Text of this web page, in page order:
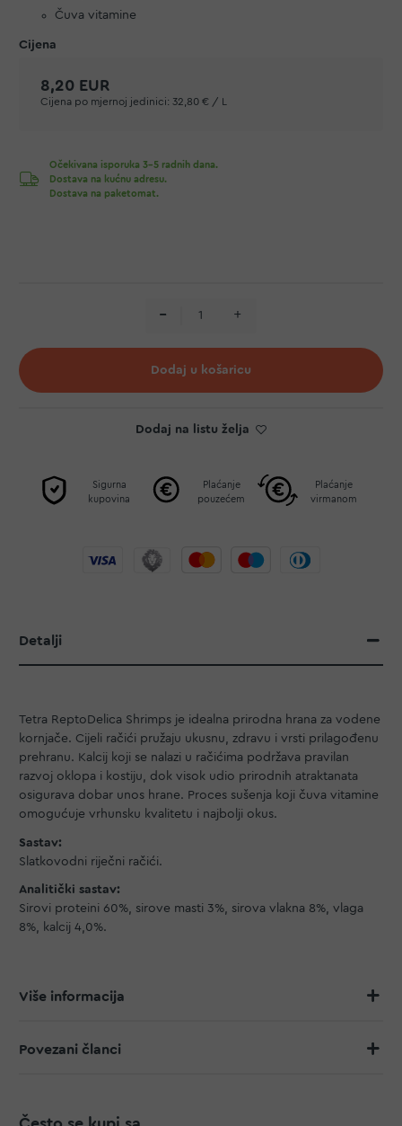
Čuva vitamine
8,20 EUR
Cijena po mjernoj jedinici: 32,80 € / L
Očekivana isporuka 3-5 radnih dana.
Dostava na kućnu adresu.
Dostava na paketomat.
Dodaj u košaricu
Dodaj na listu želja
Sigurna
kupovina
Plaćanje
pouzećem
Plaćanje
virmanom
Detalji
Tetra ReptoDelica Shrimps je idealna prirodna hrana za vodene
kornjače. Cijeli račići pružaju ukusnu, zdravu i vrsti prilagođenu
prehranu. Kalcij koji se nalazi u račićima podržava pravilan
razvoj oklopa i kostiju, dok visok udio prirodnih atraktanata
osigurava dobar unos hrane. Proces sušenja koji čuva vitamine
omogućuje vrhunsku kvalitetu i najbolji okus.
Sastav:
Slatkovodni riječni račići.
Analitički sastav:
Sirovi proteini 60%, sirove masti 3%, sirova vlakna 8%, vlaga
8%, kalcij 4,0%.
Više informacija
Povezani članci